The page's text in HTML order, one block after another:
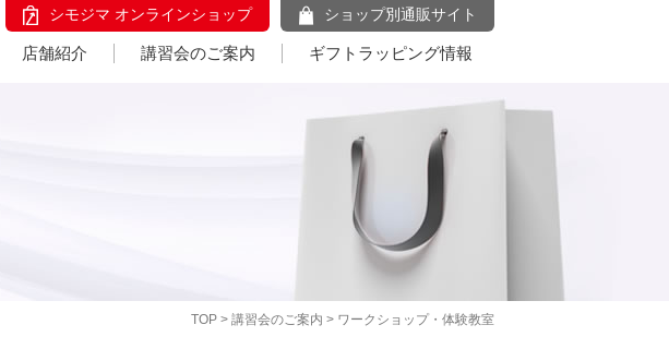
シモジマ オンラインショップ ショップ別通販サイト
店舗紹介 講習会のご案内 ギフトラッピング情報
TOP > 講習会のご案内 > ワークショップ・体験教室